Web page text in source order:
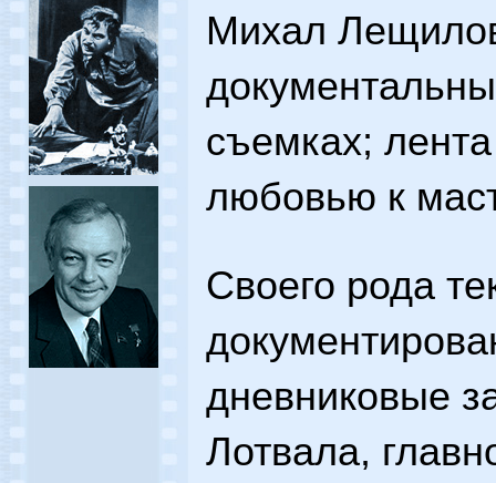
Михал
съемках;
любовью к
Своего рода
дневниковые
Лотвала,